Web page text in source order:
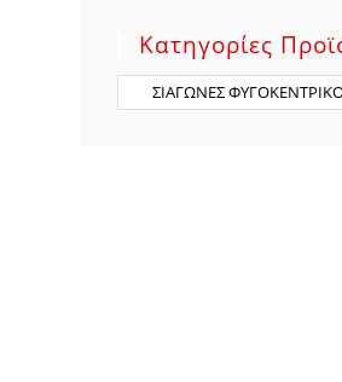
Κατηγορίες